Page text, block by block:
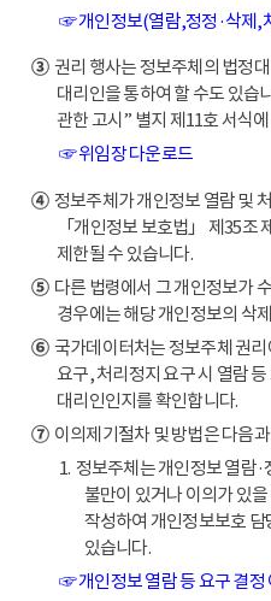
☞ 개인정보(열람,정정·삭제,
③권리 행사는 정보주체의 법정
대리인을 통하여 할 수도 있습
관한 고시” 별지 제11호 서식
☞ 위임장 다운로드
④정보주체가 개인정보 열람 및
「개인정보 보호법」 제35조
제한될 수 있습니다.
⑤다른 법령에서 그 개인정보가
경우에는 해당 개인정보의 삭
⑥국가데이터처는 정보주체 권리
요구, 처리정지 요구 시 열람
대리인인지를 확인합니다.
⑦이의제기절차 및 방법은 다음
1. 정보주체는 개인정보 열람
불만이 있거나 이의가 있
작성하여 개인정보보호
있습니다.
☞ 개인정보 열람 등 요구 결정